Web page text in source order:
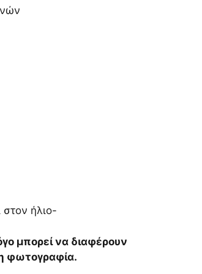
στον ήλιο-
μπορεί να διαφέρουν
φωτογραφία.